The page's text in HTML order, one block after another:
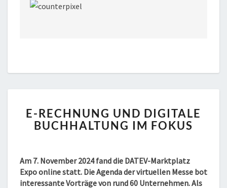
RECHNUNG
UND
IM
FOKUS
E-RECHNUNG UND DIGITALE
BUCHHALTUNG IM FOKUS
Am 7. November 2024 fand die DATEV-Marktplatz
Expo online statt. Die Agenda der virtuellen Messe bot
interessante Vorträge von rund 60 Unternehmen. Als